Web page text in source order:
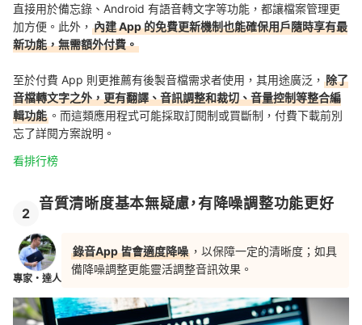
直接用於備忘錄、Android 有語音轉文字等功能，都讓檔案管理更
加方便。此外， 內建 App 的免費更新機制也能確保用戶隨時享有最
新功能，無需額外付費。
至於付費 App 則更推薦有後製音檔需求者使用，其用途廣泛， 除了
音檔轉文字之外，更有翻譯、音訊調整和裁切、音量控制等整合編
輯功能 。而這類應用程式可能採取訂閱制或買斷制，付費下載前別
忘了詳閱方案說明。
看排行榜
2
音質清晰度基本無疑慮，有降噪調整功能更好
專家・達人
錄音App 皆會適度降噪 ，以保障一定的清晰度；如具
備降噪調整更能靈活調整音訊效果。